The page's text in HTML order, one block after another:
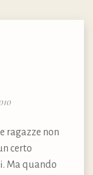
ragazze non
certo
Ma quando